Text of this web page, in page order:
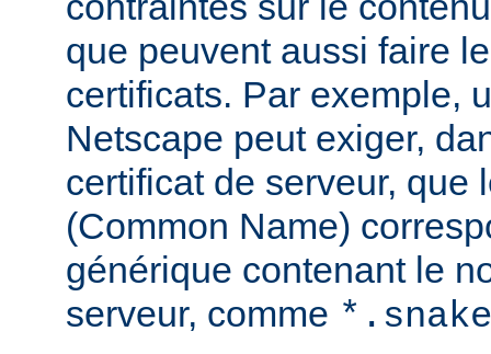
que peuvent aussi faire
certificats. Par exemple,
Netscape peut exiger,
certificat de serveur, que
(Common Name)
générique contenant le
serveur, comme